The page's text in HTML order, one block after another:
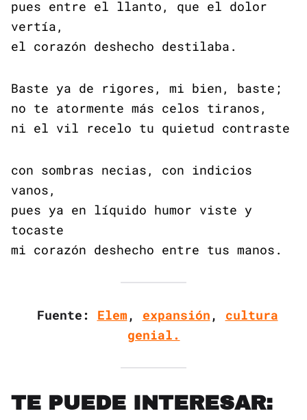
pues entre el llanto, que el dolor
vertía,
el corazón deshecho destilaba.
Baste ya de rigores, mi bien, baste;
no te atormente más celos tiranos,
ni el vil recelo tu quietud contraste
con sombras necias, con indicios
vanos,
pues ya en líquido humor viste y
tocaste
mi corazón deshecho entre tus manos.
Fuente: Elem , expansión , cultura
genial.
TE PUEDE INTERESAR: